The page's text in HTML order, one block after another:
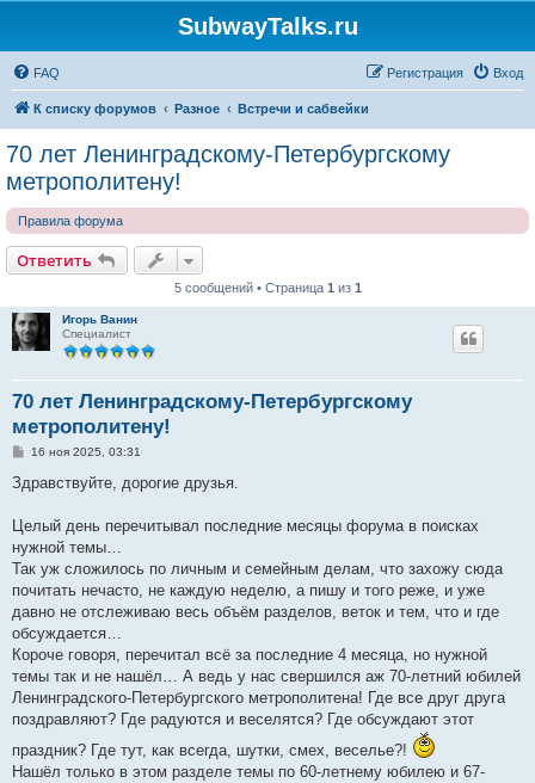
SubwayTalks.ru
FAQ Вход
Регистрация
К списку форумов Разное Встречи и сабвейки
70 лет Ленинградскому-Петербургскому
метрополитену!
Правила форума
Ответить
5 сообщений • Страница 1 из 1
Игорь Ванин
Специалист
70 лет Ленинградскому-Петербургскому
метрополитену!
С
о
б
е
и
е
16 ноя 2025, 03:31
Здравствуйте, дорогие друзья.
Целый день перечитывал последние месяцы форума в поисках
нужной темы…
Так уж сложилось по личным и семейным делам, что захожу сюда
почитать нечасто, не каждую неделю, а пишу и того реже, и уже
давно не отслеживаю весь объём разделов, веток и тем, что и где
обсуждается…
Короче говоря, перечитал всё за последние 4 месяца, но нужной
темы так и не нашёл… А ведь у нас свершился аж 70-летний юбилей
Ленинградского-Петербургского метрополитена! Где все друг друга
поздравляют? Где радуются и веселятся? Где обсуждают этот
праздник? Где тут, как всегда, шутки, смех, веселье?!
Нашёл только в этом разделе темы по 60-летнему юбилею и 67-